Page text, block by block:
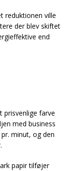
reduktionen ville
der blev skiftet
end
prisvenlige farve
med business
minut, og den
papir tilføjer